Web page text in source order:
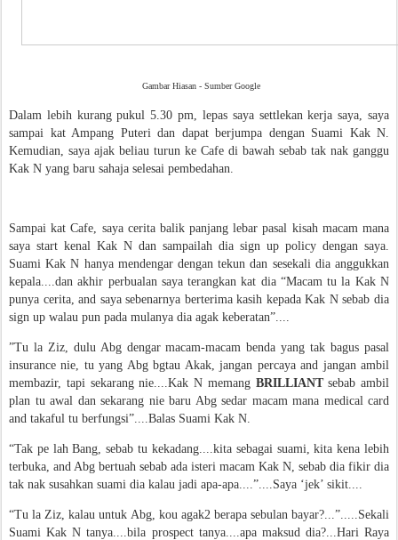
Gambar Hiasan - Sumber Google
Dalam lebih kurang pukul 5.30 pm, lepas saya settlekan kerja saya, saya
sampai kat Ampang Puteri dan dapat berjumpa dengan Suami Kak N.
Kemudian, saya ajak beliau turun ke Cafe di bawah sebab tak nak ganggu
Kak N yang baru sahaja selesai pembedahan.
Sampai kat Cafe, saya cerita balik panjang lebar pasal kisah macam mana
saya start kenal Kak N dan sampailah dia sign up policy dengan saya.
Suami Kak N hanya mendengar dengan tekun dan sesekali dia anggukkan
kepala....dan akhir perbualan saya terangkan kat dia “Macam tu la Kak N
punya cerita, and saya sebenarnya berterima kasih kepada Kak N sebab dia
sign up walau pun pada mulanya dia agak keberatan”....
”Tu la Ziz, dulu Abg dengar macam-macam benda yang tak bagus pasal
insurance nie, tu yang Abg bgtau Akak, jangan percaya and jangan ambil
membazir, tapi sekarang nie....Kak N memang BRILLIANTsebab ambil
plan tu awal dan sekarang nie baru Abg sedar macam mana medical card
and takaful tu berfungsi”....Balas Suami Kak N.
“Tak pe lah Bang, sebab tu kekadang....kita sebagai suami, kita kena lebih
terbuka, and Abg bertuah sebab ada isteri macam Kak N, sebab dia fikir dia
tak nak susahkan suami dia kalau jadi apa-apa....”....Saya ‘jek’ sikit....
“Tu la Ziz, kalau untuk Abg, kou agak2 berapa sebulan bayar?...”.....Sekali
Suami Kak N tanya....bila prospect tanya....apa maksud dia?...Hari Raya